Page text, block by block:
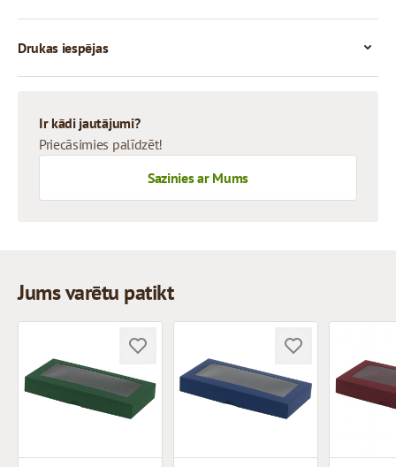
Drukas iespējas
Ir kādi jautājumi?
Priecāsimies palīdzēt!
Sazinies ar Mums
Jums varētu patikt